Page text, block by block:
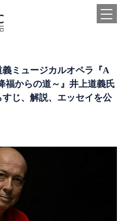
義ミュージカルオペラ『A
福からの道～』井上道義氏
じ、解説、エッセイを公